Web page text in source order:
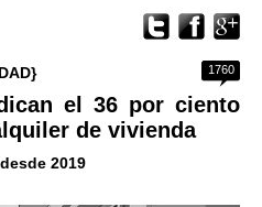
1760
el 36 por ciento
de vivienda
2019